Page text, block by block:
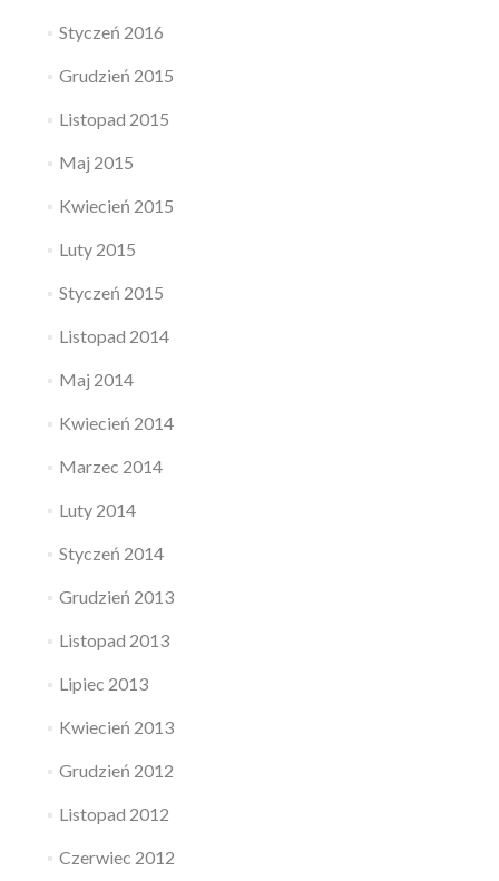
Styczeń 2016
Grudzień 2015
Listopad 2015
Maj 2015
Kwiecień 2015
Luty 2015
Styczeń 2015
Listopad 2014
Maj 2014
Kwiecień 2014
Marzec 2014
Luty 2014
Styczeń 2014
Grudzień 2013
Listopad 2013
Lipiec 2013
Kwiecień 2013
Grudzień 2012
Listopad 2012
Czerwiec 2012